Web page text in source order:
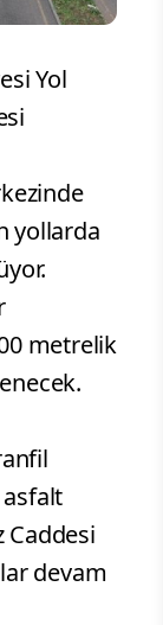
Yol
yollarda
metrelik
Caddesi
devam